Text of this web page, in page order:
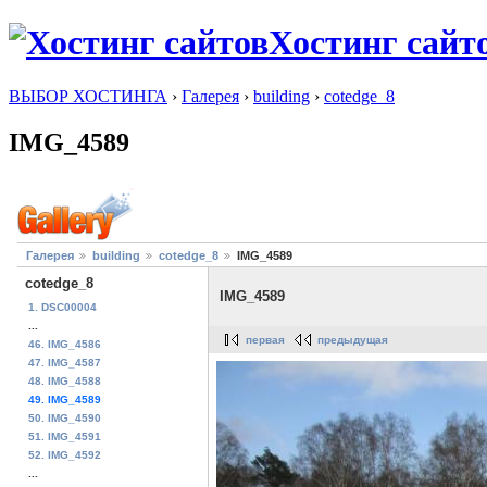
Хостинг
ВЫБОР ХОСТИНГА › Галерея › building › cotedge_8
IMG_4589
Галерея building cotedge_8 IMG_4589
cotedge_8
1. DSC00004
...
46. IMG_4586
47. IMG_4587
48. IMG_4588
49. IMG_4589
50. IMG_4590
51. IMG_4591
52. IMG_4592
...
IMG_4589
первая предыдущая